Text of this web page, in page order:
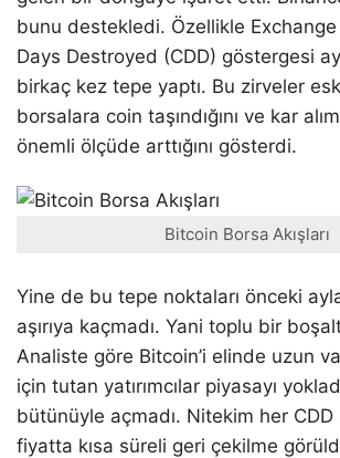
bunu destekledi. Özellikle
Days Destroyed (CDD) göstergesi
birkaç kez tepe yaptı. Bu zirveler
borsalara coin taşındığını ve kar
önemli ölçüde arttığını gösterdi.
Bitcoin Borsa Akışları
Yine de bu tepe noktaları önceki
aşırıya kaçmadı. Yani toplu bir
Analiste göre Bitcoin’i elinde uzun
için tutan yatırımcılar piyasayı
bütünüyle açmadı. Nitekim her CDD
fiyatta kısa süreli geri çekilme